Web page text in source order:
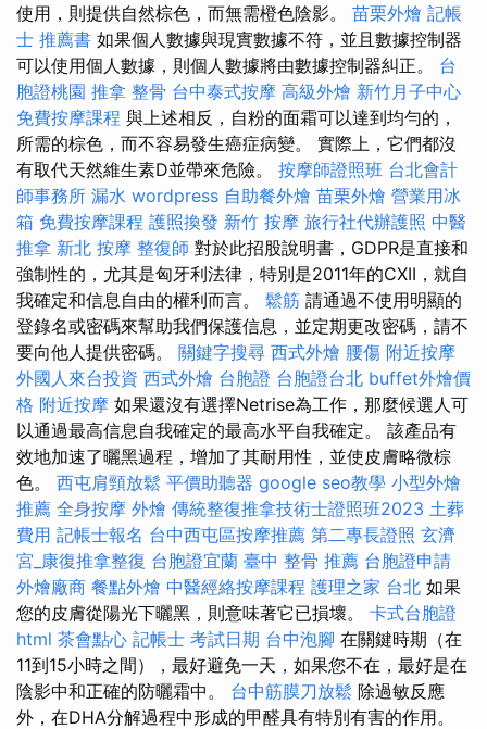
使用，則提供自然棕色，而無需橙色陰影。 苗栗外燴 記帳
士 推薦書 如果個人數據與現實數據不符，並且數據控制器
可以使用個人數據，則個人數據將由數據控制器糾正。 台
胞證桃園 推拿 整骨 台中泰式按摩 高級外燴 新竹月子中心
免費按摩課程 與上述相反，自粉的面霜可以達到均勻的，
所需的棕色，而不容易發生癌症病變。 實際上，它們都沒
有取代天然維生素D並帶來危險。 按摩師證照班 台北會計
師事務所 漏水 wordpress 自助餐外燴 苗栗外燴 營業用冰
箱 免費按摩課程 護照換發 新竹 按摩 旅行社代辦護照 中醫
推拿 新北 按摩 整復師 對於此招股說明書，GDPR是直接和
強制性的，尤其是匈牙利法律，特別是2011年的CXII，就自
我確定和信息自由的權利而言。 鬆筋 請通過不使用明顯的
登錄名或密碼來幫助我們保護信息，並定期更改密碼，請不
要向他人提供密碼。 關鍵字搜尋 西式外燴 腰傷 附近按摩
外國人來台投資 西式外燴 台胞證 台胞證台北 buffet外燴價
格 附近按摩 如果還沒有選擇Netrise為工作，那麼候選人可
以通過最高信息自我確定的最高水平自我確定。 該產品有
效地加速了曬黑過程，增加了其耐用性，並使皮膚略微棕
色。 西屯肩頸放鬆 平價助聽器 google seo教學 小型外燴
推薦 全身按摩 外燴 傳統整復推拿技術士證照班2023 土葬
費用 記帳士報名 台中西屯區按摩推薦 第二專長證照 玄濟
宮_康復推拿整復 台胞證宜蘭 臺中 整骨 推薦 台胞證申請
外燴廠商 餐點外燴 中醫經絡按摩課程 護理之家 台北 如果
您的皮膚從陽光下曬黑，則意味著它已損壞。 卡式台胞證
html 茶會點心 記帳士 考試日期 台中泡腳 在關鍵時期（在
11到15小時之間），最好避免一天，如果您不在，最好是在
陰影中和正確的防曬霜中。 台中筋膜刀放鬆 除過敏反應
外，在DHA分解過程中形成的甲醛具有特別有害的作用。